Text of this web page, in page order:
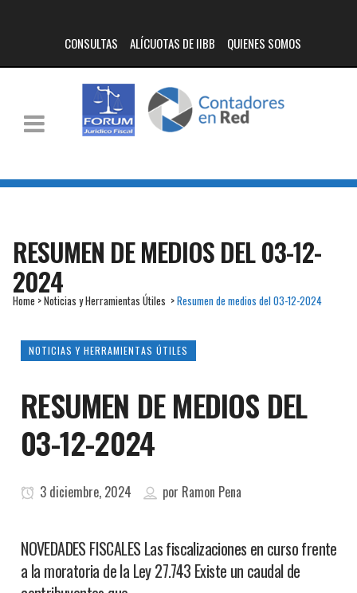
CONSULTAS ALÍCUOTAS DE IIBB QUIENES SOMOS
RESUMEN DE MEDIOS DEL 03-12-
2024
Home >Noticias y Herramientas Útiles >Resumen de medios del 03-12-2024
NOTICIAS Y HERRAMIENTAS ÚTILES
RESUMEN DE MEDIOS DEL
03-12-2024
3 diciembre, 2024 por Ramon Pena
NOVEDADES FISCALES Las fiscalizaciones en curso frente
a la moratoria de la Ley 27.743 Existe un caudal de